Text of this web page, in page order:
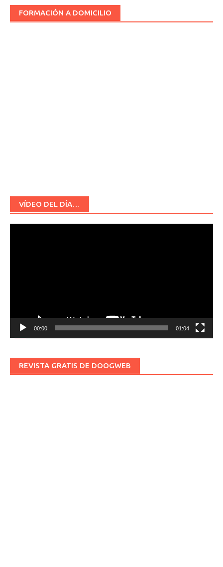
FORMACIÓN A DOMICILIO
VÍDEO DEL DÍA…
00:00 01:04
REVISTA GRATIS DE DOOGWEB